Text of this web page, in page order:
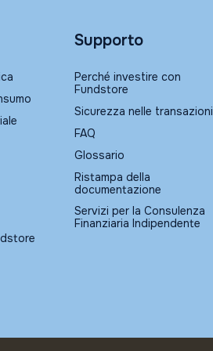
Supporto
Perché investire con
Fundstore
Sicurezza nelle transazioni
FAQ
Glossario
Ristampa della
documentazione
Servizi per la Consulenza
Finanziaria Indipendente